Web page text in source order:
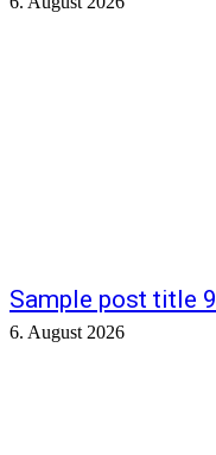
Sample post title 9
6. August 2026